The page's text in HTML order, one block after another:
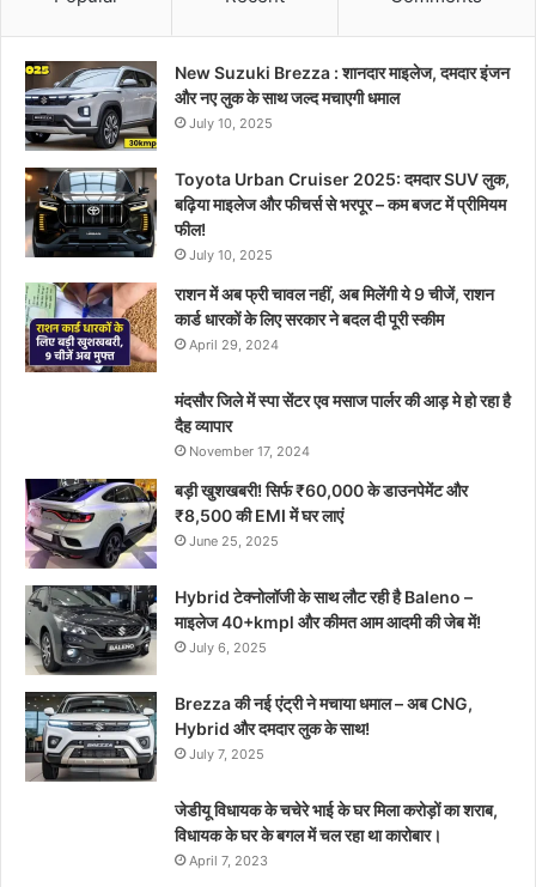
New Suzuki Brezza : शानदार माइलेज, दमदार इंजन
और नए लुक के साथ जल्द मचाएगी धमाल
July 10, 2025
Toyota Urban Cruiser 2025: दमदार SUV लुक,
बढ़िया माइलेज और फीचर्स से भरपूर – कम बजट में प्रीमियम
फील!
July 10, 2025
राशन में अब फ्री चावल नहीं, अब मिलेंगी ये 9 चीजें, राशन
कार्ड धारकों के लिए सरकार ने बदल दी पूरी स्कीम
April 29, 2024
मंदसौर जिले में स्पा सेंटर एव मसाज पार्लर की आड़ मे हो रहा है
दैह व्यापार
November 17, 2024
बड़ी खुशखबरी! सिर्फ ₹60,000 के डाउनपेमेंट और
₹8,500 की EMI में घर लाएं
June 25, 2025
Hybrid टेक्नोलॉजी के साथ लौट रही है Baleno –
माइलेज 40+kmpl और कीमत आम आदमी की जेब में!
July 6, 2025
Brezza की नई एंट्री ने मचाया धमाल – अब CNG,
Hybrid और दमदार लुक के साथ!
July 7, 2025
जेडीयू विधायक के चचेरे भाई के घर मिला करोड़ों का शराब,
विधायक के घर के बगल में चल रहा था कारोबार।
April 7, 2023